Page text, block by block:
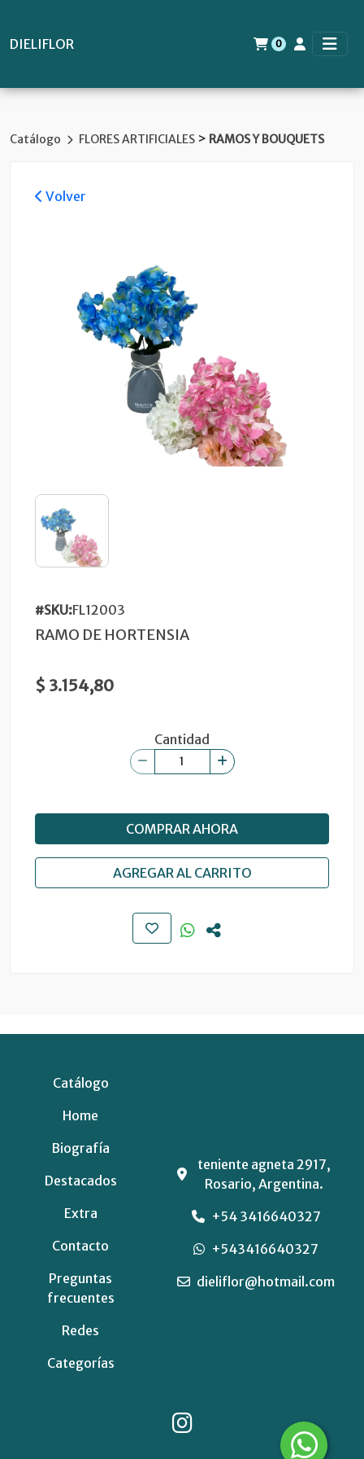
DIELIFLOR 0
Catálogo FLORES ARTIFICIALES > RAMOS Y BOUQUETS
Volver
#SKU:FL12003
RAMO DE HORTENSIA
$ 3.154,80
Cantidad
COMPRAR AHORA
AGREGAR AL CARRITO
Catálogo
Home
Biografía
Destacados
Extra
Contacto
Preguntas
frecuentes
Redes
Categorías
teniente agneta 2917,
Rosario, Argentina.
+54 3416640327
+543416640327
dieliflor@hotmail.com